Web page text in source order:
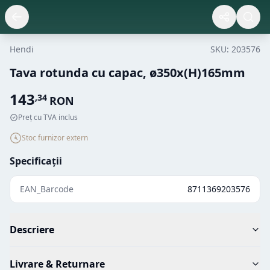
Hendi SKU: 203576
Tava rotunda cu capac, ø350x(H)165mm
143,34 RON
Preț cu TVA inclus
Stoc furnizor extern
Specificații
EAN_Barcode 8711369203576
Descriere
Livrare & Returnare